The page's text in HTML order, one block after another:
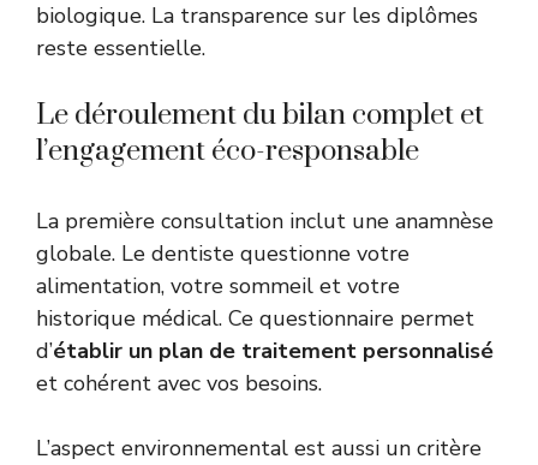
biologique. La transparence sur les diplômes
reste essentielle.
Le déroulement du bilan complet et
l’engagement éco-responsable
La première consultation inclut une anamnèse
globale. Le dentiste questionne votre
alimentation, votre sommeil et votre
historique médical. Ce questionnaire permet
d’établir un plan de traitement personnalisé
et cohérent avec vos besoins.
L’aspect environnemental est aussi un critère